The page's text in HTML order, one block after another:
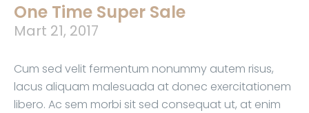
One Time Super Sale
Mart 21, 2017
Cum sed velit fermentum nonummy autem risus,
lacus aliquam malesuada at donec exercitationem
libero. Ac sem morbi sit sed consequat ut, at enim